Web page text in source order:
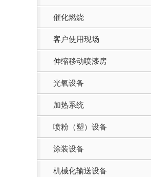
催化燃烧
客户使用现场
伸缩移动喷漆房
光氧设备
加热系统
喷粉（塑）设备
涂装设备
机械化输送设备